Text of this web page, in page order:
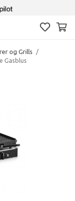
og Grills
/
Gasblus